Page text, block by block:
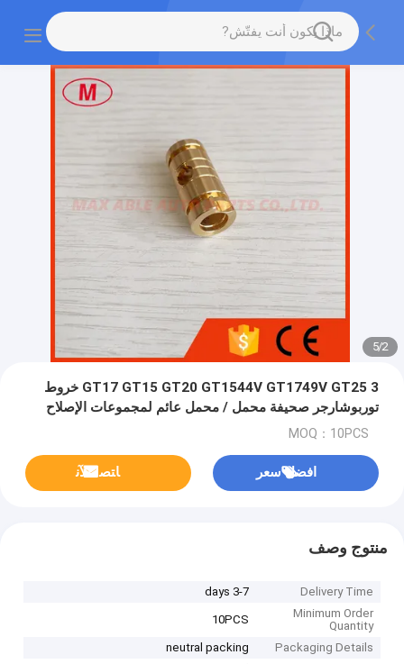
2
/
5
GT17 GT15 GT20 GT1544V GT1749V GT25 3 خروط
توربوشارجر صحيفة محمل / محمل عائم لمجموعات الإصلاح
7.9mm
MOQ：10PCS
افضل سعر ﺎﺘﺼﻟ ﺍﻶﻧ
منتوج وصف
Delivery Time
3-7 days
Minimum Order
Quantity
10PCS
Packaging Details
neutral packing